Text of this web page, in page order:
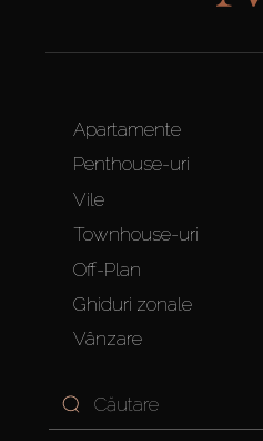
Apartamente
Penthouse-uri
Vile
Townhouse-uri
Off-Plan
Ghiduri zonale
Vânzare